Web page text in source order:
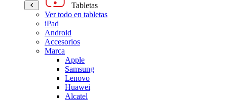
Tabletas
Ver todo en tabletas
iPad
Android
Accesorios
Marca
Apple
Samsung
Lenovo
Huawei
Alcatel